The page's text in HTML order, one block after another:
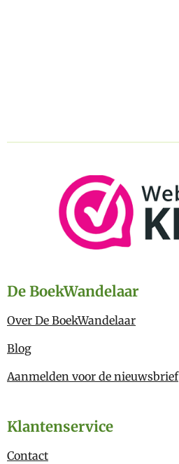
De BoekWandelaar
Over De BoekWandelaar
Blog
Aanmelden voor de nieuwsbrief
Klantenservice
Contact